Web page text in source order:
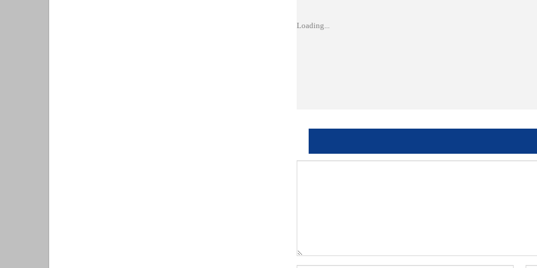
Loading...